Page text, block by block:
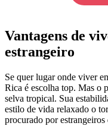
Vantagens de
estrangeiro
Se quer lugar onde viver
Rica é escolha top. Mas o
selva tropical. Sua
estilo de vida relaxado o
procurado por